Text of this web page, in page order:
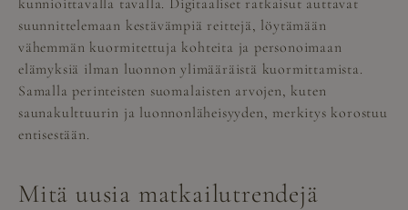
suunnittelemaan kestävämpiä reittejä, löytämään
vähemmän kuormitettuja kohteita ja personoimaan
elämyksiä ilman luonnon ylimääräistä kuormittamista.
Samalla perinteisten suomalaisten arvojen, kuten
saunakulttuurin ja luonnonläheisyyden, merkitys korostuu
entisestään.
Mitä uusia matkailutrendejä